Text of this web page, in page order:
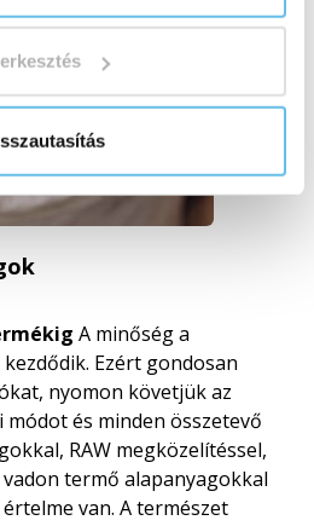
A minőség a
Ezért gondosan
nyomon követjük az
és minden összetevő
RAW megközelítéssel,
termő alapanyagokkal
van. A természet